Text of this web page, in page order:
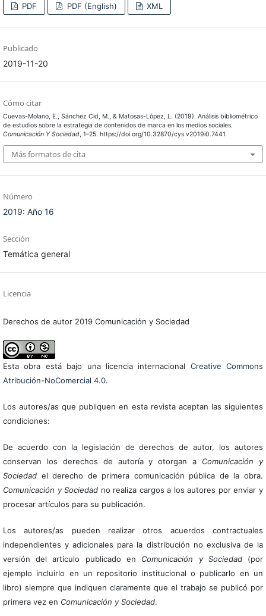
PDF PDF (English) XML
Publicado
2019-11-20
Cómo citar
Cuevas-Molano, E., Sánchez Cid, M., & Matosas-López, L. (2019). Análisis bibliométrico
de estudios sobre la estrategia de contenidos de marca en los medios sociales.
Comunicación Y Sociedad, 1–25. https://doi.org/10.32870/cys.v2019i0.7441
Más formatos de cita
Número
2019: Año 16
Sección
Temática general
Licencia
Derechos de autor 2019 Comunicación y Sociedad
Esta obra está bajo una licencia internacional Creative Commons
Atribución-NoComercial 4.0.
Los autores/as que publiquen en esta revista aceptan las siguientes
condiciones:
De acuerdo con la legislación de derechos de autor, los autores
conservan los derechos de autoría y otorgan a Comunicación y
Sociedadel derecho de primera comunicación pública de la obra.
Comunicación y Sociedad no realiza cargos a los autores por enviar y
procesar artículos para su publicación.
Los autores/as pueden realizar otros acuerdos contractuales
independientes y adicionales para la distribución no exclusiva de la
versión del artículo publicado en Comunicación y Sociedad(por
ejemplo incluirlo en un repositorio institucional o publicarlo en un
libro) siempre que indiquen claramente que el trabajo se publicó por
primera vez en Comunicación y Sociedad.